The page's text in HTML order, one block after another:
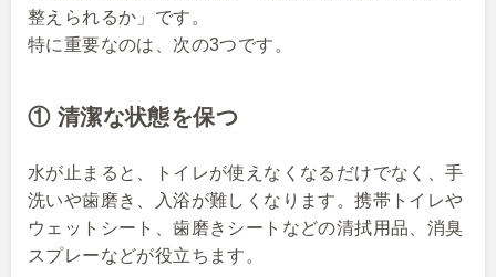
整えられるか」です。
特に重要なのは、次の3つです。
① 清潔な状態を保つ
水が止まると、トイレが使えなくなるだけでなく、手
洗いや歯磨き、入浴が難しくなります。携帯トイレや
ウェットシート、歯磨きシートなどの清拭用品、消臭
スプレーなどが役立ちます。